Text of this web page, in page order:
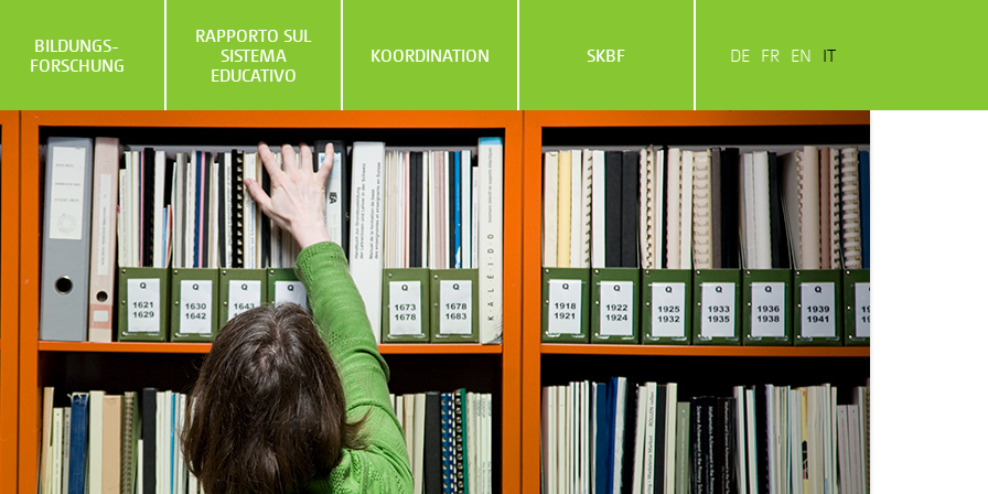
BILDUNGS­
FORSCHUNG
RAPPORTO SUL
SISTEMA
EDUCATIVO
KOORDINATION SKBF DE FR EN IT